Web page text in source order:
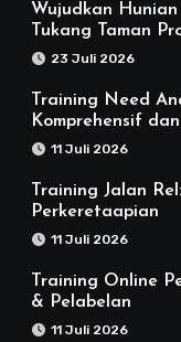
Wujudkan
Tukang Taman
23 Juli 2026
Training Need
Komprehensif
11 Juli 2026
Training Jalan
Perkeretaapian
11 Juli 2026
Training Online
& Pelabelan
11 Juli 2026